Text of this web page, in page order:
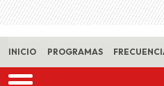
INICIO PROGRAMAS